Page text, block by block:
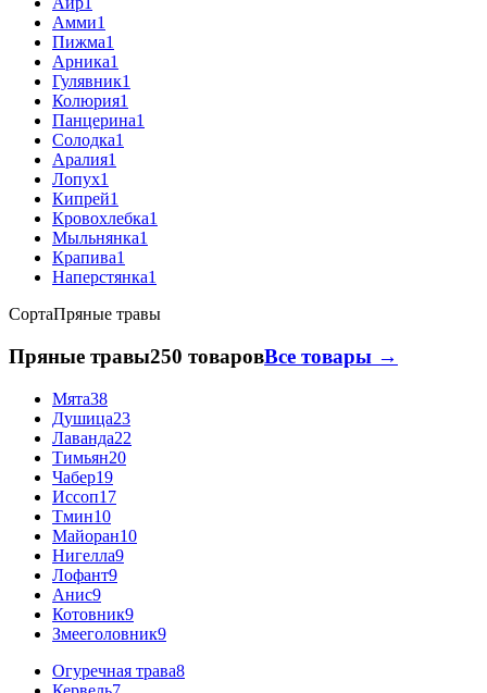
Амми1
Пижма1
Арника1
Гулявник1
Колюрия1
Панцерина1
Солодка1
Аралия1
Лопух1
Кипрей1
Кровохлебка1
Мыльнянка1
Крапива1
Наперстянка1
СортаПряные травы
Пряные травы250 товаровВсе товары →
Мята38
Душица23
Лаванда22
Тимьян20
Чабер19
Иссоп17
Тмин10
Майоран10
Нигелла9
Лофант9
Анис9
Котовник9
Змееголовник9
Огуречная трава8